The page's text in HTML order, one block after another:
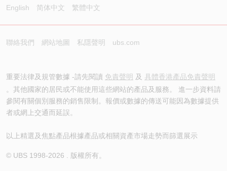
English 简体中文 繁體中文
聯絡我們 網站地圖 私隱聲明 ubs.com
重要法律及規管數據 -請先閱讀 免責聲明 及 具體香港產品免責聲明
。其他國家的居民或不能使用這些網站的產品及服務。 進一步資料請
參閱有關個別服務的銷售限制。報價或數據的傳送可能因為數據提供
者或網上交通而延誤。
以上精選及焦點產品根據產品或相關資產市場走勢而篩選展示
© UBS 1998-2026 . 版權所有。